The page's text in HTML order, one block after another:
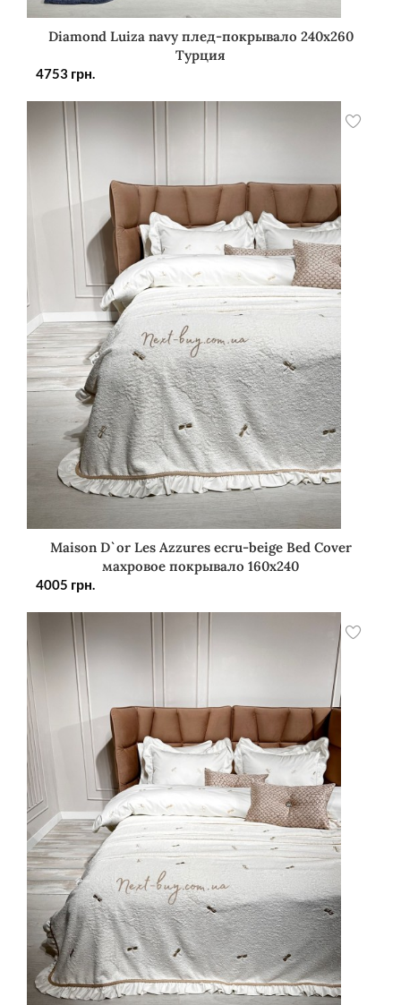
Diamond Luiza navy плед-покрывало 240х260
Турция
4753 грн.
Maison D`or Les Azzures ecru-beige Bed Cover
махровое покрывало 160х240
4005 грн.